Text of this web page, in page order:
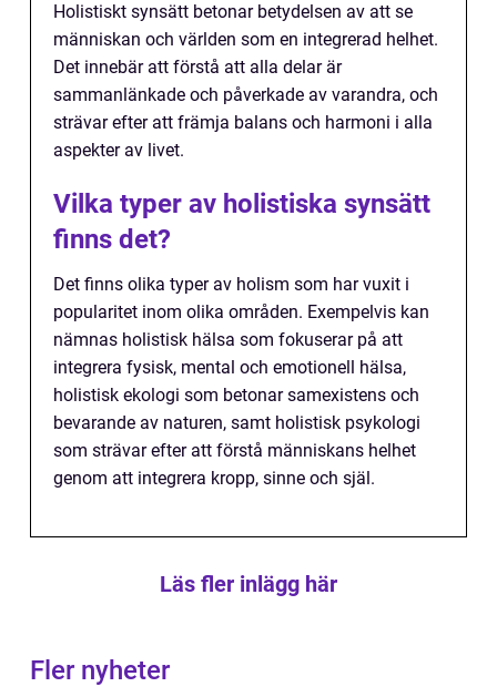
Holistiskt synsätt betonar betydelsen av att se
människan och världen som en integrerad helhet.
Det innebär att förstå att alla delar är
sammanlänkade och påverkade av varandra, och
strävar efter att främja balans och harmoni i alla
aspekter av livet.
Vilka typer av holistiska synsätt
finns det?
Det finns olika typer av holism som har vuxit i
popularitet inom olika områden. Exempelvis kan
nämnas holistisk hälsa som fokuserar på att
integrera fysisk, mental och emotionell hälsa,
holistisk ekologi som betonar samexistens och
bevarande av naturen, samt holistisk psykologi
som strävar efter att förstå människans helhet
genom att integrera kropp, sinne och själ.
Läs fler inlägg här
Fler nyheter